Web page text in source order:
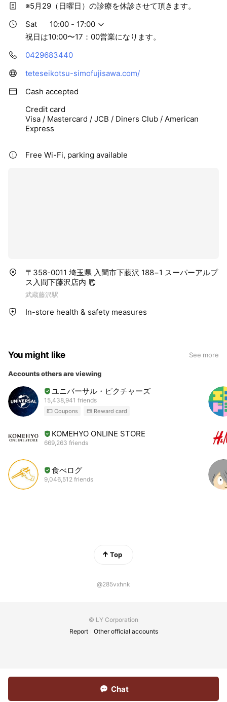
※5月29（日曜日）の診療を休診させて頂きます。
Sat
10:00 - 17:00
祝日は10:00〜17：00営業になります。
0429683440
teteseikotsu-simofujisawa.com/
Cash accepted
Credit card
Visa / Mastercard / JCB / Diners Club / American
Express
Free Wi-Fi, parking available
〒358-0011 埼玉県 入間市下藤沢 188−1 スーパーアルプ
ス入間下藤沢店内
武蔵藤沢駅
In-store health & safety measures
You might like See more
Accounts others are viewing
ユニバーサル・ピクチャーズ
15,438,941 friends
Coupons Reward card
KOMEHYO ONLINE STORE
669,263 friends
食べログ
9,046,512 friends
Top
@285vxhnk
© LY Corporation
Report
Other official accounts
Chat